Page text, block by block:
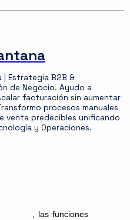
| Estrategia B2B &
de Negocio. Ayudo a
facturación sin aumentar
procesos manuales
venta predecibles unificando
y Operaciones.
, las funciones